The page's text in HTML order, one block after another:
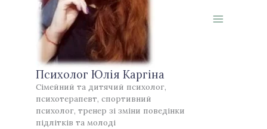
Психолог Юлія Каргіна
Сімейний та дитячий психолог,
психотерапевт, спортивний
психолог, тренер зі зміни поведінки
підлітків та молоді